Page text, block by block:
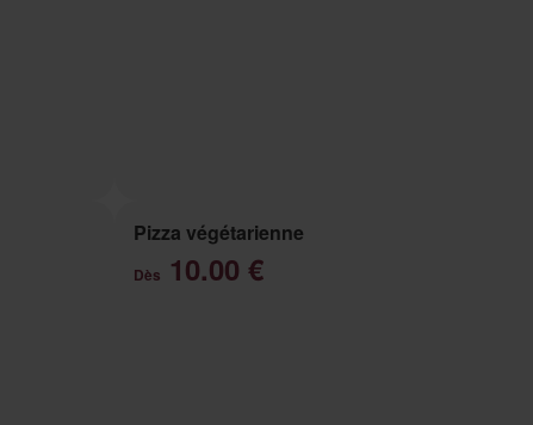
Pizza végétarienne
Dès 10.00 €